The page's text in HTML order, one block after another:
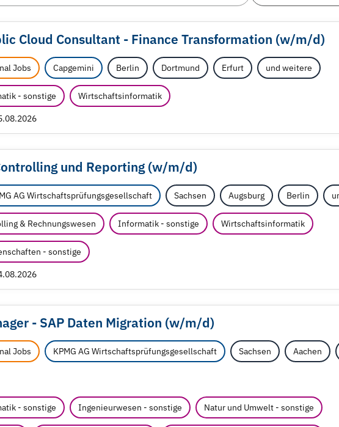
Cloud Consultant - Finance Transformation (w/m/d)
Jobs Capgemini Berlin Dortmund Erfurt und weitere
- sonstige Wirtschaftsinformatik
und Reporting (w/m/d)
AG Wirtschaftsprüfungsgesellschaft Sachsen Augsburg Berlin
& Rechnungswesen Informatik - sonstige Wirtschaftsinformatik
- sonstige
- SAP Daten Migration (w/m/d)
Jobs KPMG AG Wirtschaftsprüfungsgesellschaft Sachsen Aachen
- sonstige Ingenieurwesen - sonstige Natur und Umwelt - sonstige